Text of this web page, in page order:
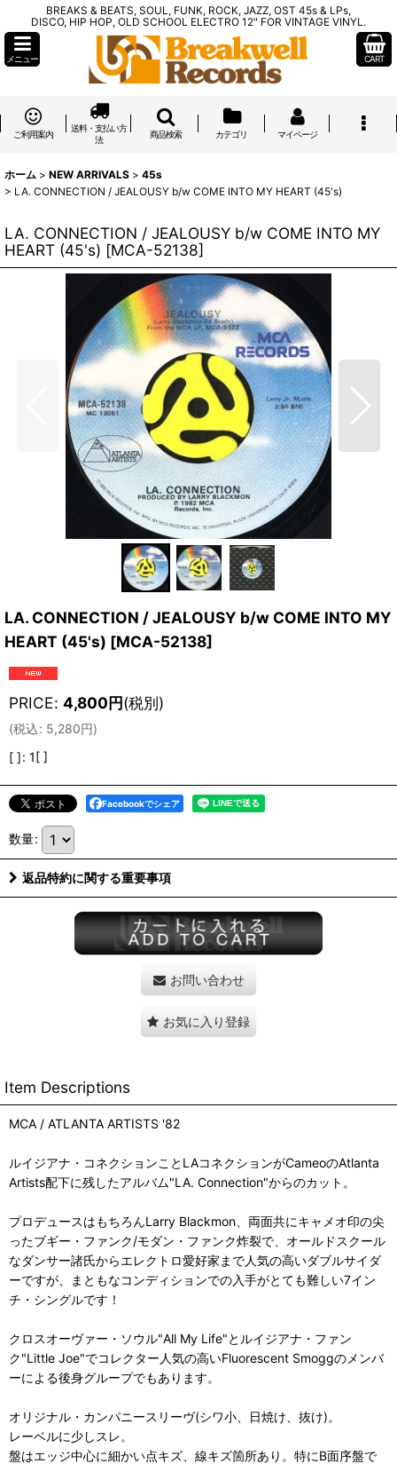
BREAKS & BEATS, SOUL, FUNK, ROCK, JAZZ, OST 45s & LPs,
DISCO, HIP HOP, OLD SCHOOL ELECTRO 12" FOR VINTAGE VINYL.
メニュー CART
ご利用案内
送料・支払い方
法
商品検索 カテゴリ マイページ
ホーム > NEW ARRIVALS > 45s
> LA. CONNECTION / JEALOUSY b/w COME INTO MY HEART (45's)
LA. CONNECTION / JEALOUSY b/w COME INTO MY
HEART (45's) [MCA-52138]
LA. CONNECTION / JEALOUSY b/w COME INTO MY
HEART (45's) [MCA-52138]
PRICE: 4,800円(税別)
(税込: 5,280円)
[ ]: 1[ ]
Facebookでシェア
数量:
返品特約に関する重要事項
お問い合わせ
お気に入り登録
Item Descriptions
MCA / ATLANTA ARTISTS '82
ルイジアナ・コネクションことLAコネクションがCameoのAtlanta
Artists配下に残したアルバム"LA. Connection"からのカット。
プロデュースはもちろんLarry Blackmon、両面共にキャメオ印の尖
ったブギー・ファンク/モダン・ファンク炸裂で、オールドスクール
なダンサー諸氏からエレクトロ愛好家まで人気の高いダブルサイダ
ーですが、まともなコンディションでの入手がとても難しい7イン
チ・シングルです！
クロスオーヴァー・ソウル"All My Life"とルイジアナ・ファン
ク"Little Joe"でコレクター人気の高いFluorescent Smoggのメンバ
ーによる後身グループでもあります。
オリジナル・カンパニースリーヴ(シワ小、日焼け、抜け)。
レーベルに少しスレ。
盤はエッジ中心に細かい点キズ、線キズ箇所あり。特にB面序盤で